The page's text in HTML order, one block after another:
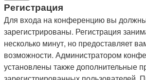
Регистрация
Для входа на конференцию вы
зарегистрированы. Регистрация
несколько минут, но предоставляет
возможности. Администратором
установлены также дополнительные